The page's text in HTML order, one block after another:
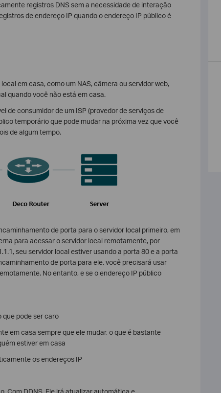
registros DNS sem a necessidade de interação
de endereço IP quando o endereço IP público é
em casa, como um NAS, câmera ou servidor web,
quando você não está em casa.
de consumidor de um ISP (provedor de serviços de
temporário que pode mudar na próxima vez que você
de algum tempo.
de porta para o servidor local primeiro, em
para acessar o servidor local remotamente, por
seu servidor local estiver usando a porta 80 e a porta
de porta para ele, você precisará usar
No entanto, e se o endereço IP público
que pode ser caro
em casa sempre que ele mudar, o que é bastante
estiver em casa
os endereços IP
Com DDNS, Ele irá atualizar automática e